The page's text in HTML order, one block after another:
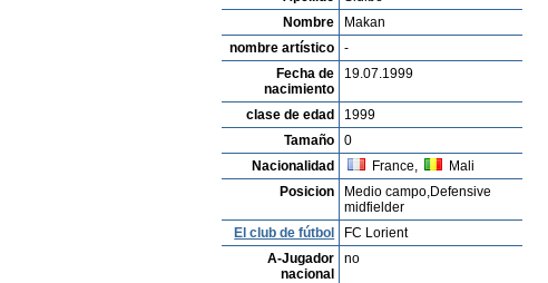
Nombre
Makan
nombre artístico
-
Fecha de
nacimiento
19.07.1999
clase de edad
1999
Tamaño
0
Nacionalidad
France,
Mali
Posicion
Medio campo,Defensive
midfielder
El club de fútbol
FC Lorient
A-Jugador
nacional
no